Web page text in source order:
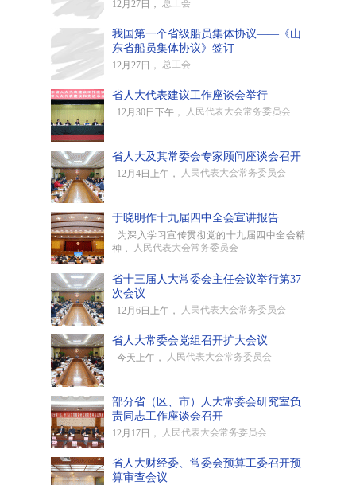
12月27日， 总工会
我国第一个省级船员集体协议——《山
东省船员集体协议》签订
12月27日， 总工会
省人大代表建议工作座谈会举行
12月30日下午， 人民代表大会常务委员会
省人大及其常委会专家顾问座谈会召开
12月4日上午， 人民代表大会常务委员会
于晓明作十九届四中全会宣讲报告
为深入学习宣传贯彻党的十九届四中全会精
神，
人民代表大会常务委员会
省十三届人大常委会主任会议举行第37
次会议
12月6日上午， 人民代表大会常务委员会
省人大常委会党组召开扩大会议
今天上午， 人民代表大会常务委员会
部分省（区、市）人大常委会研究室负
责同志工作座谈会召开
12月17日， 人民代表大会常务委员会
省人大财经委、常委会预算工委召开预
算审查会议